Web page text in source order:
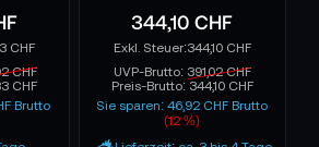
CHF
CHF
CHF
Brutto
344,10 CHF
344,10 CHF
UVP-Brutto: 391,02 CHF
Preis-Brutto: 344,10 CHF
Sie sparen: 46,92 CHF Brutto
(12 %)